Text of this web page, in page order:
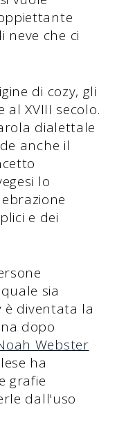
che ci
di cozy, gli
XVIII secolo.
dialettale
anche il
lo
e dei
sia
è diventata la
dopo
Webster
ha
grafie
dall'uso